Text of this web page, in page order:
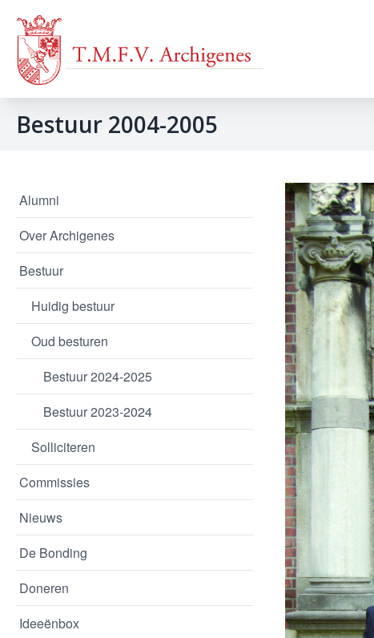
Bestuur 2004-2005
Alumni
Over Archigenes
Bestuur
Huidig bestuur
Oud besturen
Bestuur 2024-2025
Bestuur 2023-2024
Solliciteren
Commissies
Nieuws
De Bonding
Doneren
Ideeënbox